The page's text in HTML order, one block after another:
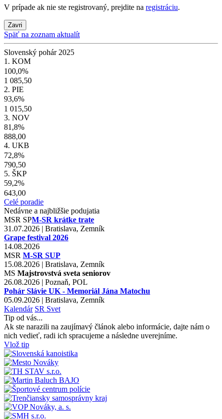
V prípade ak nie ste registrovaný, prejdite na registráciu.
Zavri
Späť na zoznam aktualít
Slovenský pohár 2025
1. KOM
100,0%
1 085,50
2. PIE
93,6%
1 015,50
3. NOV
81,8%
888,00
4. UKB
72,8%
790,50
5. ŠKP
59,2%
643,00
Celé poradie
Nedávne a najbližšie podujatia
MSR SPM-SR krátke trate
31.07.2026 | Bratislava, Zemník
Grape festival 2026
14.08.2026
MSR M-SR SUP
15.08.2026 | Bratislava, Zemník
MS Majstrovstvá sveta seniorov
26.08.2026 | Poznaň, POL
Pohár Slávie UK - Memoriál Jána Matochu
05.09.2026 | Bratislava, Zemník
Kalendár SR Svet
Tip od vás...
Ak ste narazili na zaujímavý článok alebo informácie, dajte nám o
nich vedieť, radi ich spracujeme a následne uverejníme.
Vlož tip